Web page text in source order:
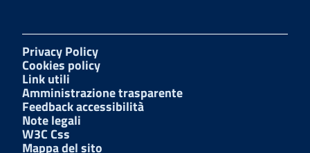
Privacy Policy
Cookies policy
Link utili
Amministrazione trasparente
Feedback accessibilità
Note legali
W3C Css
Mappa del sito